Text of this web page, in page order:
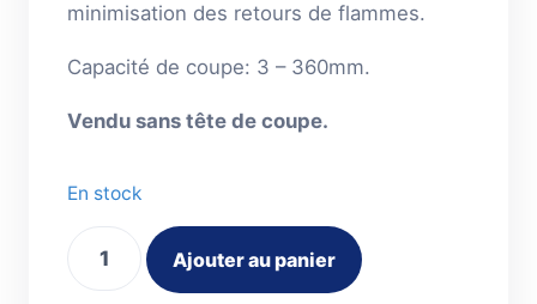
minimisation des retours de flammes.
Capacité de coupe: 3 – 360mm.
Vendu sans tête de coupe.
En stock
Ajouter au panier